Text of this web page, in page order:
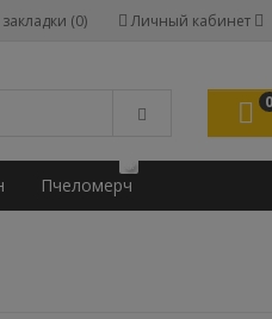
Личный кабинет
(0)
Пчеломерч